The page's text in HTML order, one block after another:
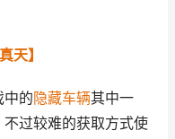
天】
中的隐藏车辆其中一
过较难的获取方式使